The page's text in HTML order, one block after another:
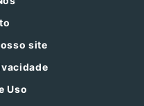
site
Uso